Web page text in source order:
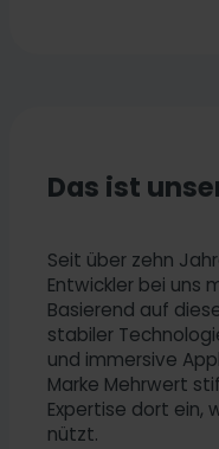
Das ist
Seit über zehn
Entwickler bei uns
Basierend auf
stabiler
und immersive
Marke Mehrwert
Expertise dort ein,
nützt.